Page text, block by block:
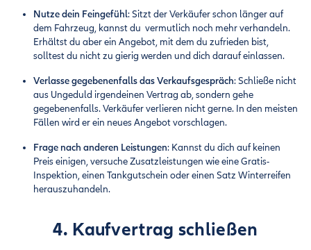
Nutze dein Feingefühl: Sitzt der Verkäufer schon länger auf
dem Fahrzeug, kannst du vermutlich noch mehr verhandeln.
Erhältst du aber ein Angebot, mit dem du zufrieden bist,
solltest du nicht zu gierig werden und dich darauf einlassen.
Verlasse gegebenenfalls das Verkaufsgespräch: Schließe nicht
aus Ungeduld irgendeinen Vertrag ab, sondern gehe
gegebenenfalls. Verkäufer verlieren nicht gerne. In den meisten
Fällen wird er ein neues Angebot vorschlagen.
Frage nach anderen Leistungen: Kannst du dich auf keinen
Preis einigen, versuche Zusatzleistungen wie eine Gratis-
Inspektion, einen Tankgutschein oder einen Satz Winterreifen
herauszuhandeln.
4. Kaufvertrag schließen